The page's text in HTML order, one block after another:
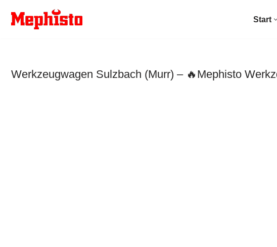
Zum
Start
Werkzeugwagen Sulzbach (Murr) – 🔥Mephisto